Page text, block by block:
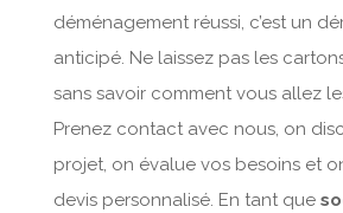
déménagement réussi, c’est un
anticipé. Ne laissez pas les
sans savoir comment vous allez
Prenez contact avec nous, on
projet, on évalue vos besoins et
devis personnalisé. En tant que